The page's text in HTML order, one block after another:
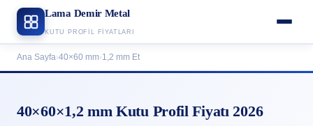
Lama Demir Metal
KUTU PROFIL FIYATLARI
Ana Sayfa›40×60 mm›1,2 mm Et
40×60×1,2 mm Kutu Profil Fiyatı 2026